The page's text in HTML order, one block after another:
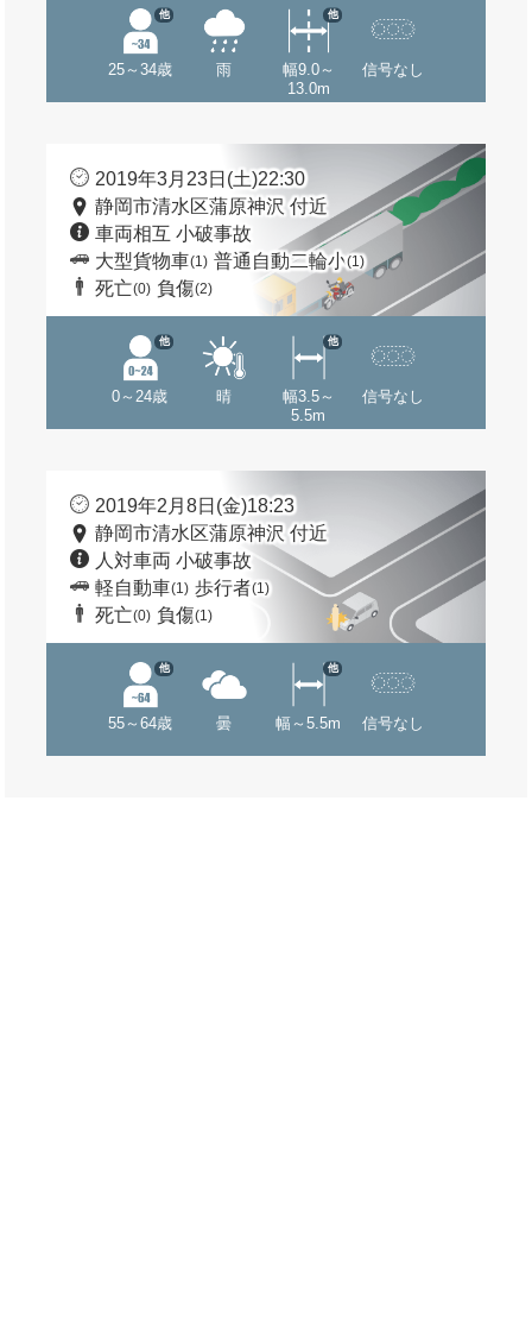
25～34歳
他
雨
幅9.0～
13.0m
他
信号なし
2019年3月23日(土)22:30
静岡市清水区蒲原神沢 付近
車両相互 小破事故
大型貨物車(1) 普通自動二輪小(1)
死亡(0) 負傷(2)
0～24歳
他
晴
幅3.5～
5.5m
他
信号なし
2019年2月8日(金)18:23
静岡市清水区蒲原神沢 付近
人対車両 小破事故
軽自動車(1) 歩行者(1)
死亡(0) 負傷(1)
55～64歳
他
曇 幅～5.5m
他
信号なし